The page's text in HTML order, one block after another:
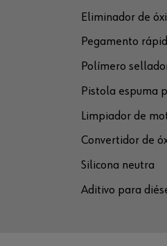
Eliminador de
Pegamento
Polímero
Pistola espuma
Limpiador de
Convertidor de
Silicona neutra
Aditivo para